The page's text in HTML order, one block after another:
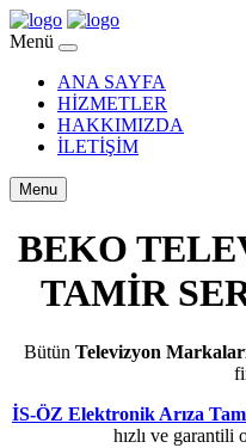
Menü
ANA SAYFA
HİZMETLER
HAKKIMIZDA
İLETİŞİM
Menu
BEKO
TAMİR
Bütün Televizyon
İS-ÖZ Elektronik Arıza
hızlı ve garantili